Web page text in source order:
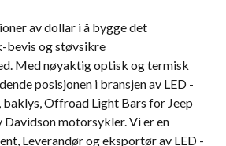
av dollar i å bygge det
bevis og støvsikre
Med nøyaktig optisk og termisk
posisjonen i bransjen av LED -
Offroad Light Bars for Jeep
motorsykler. Vi er en
Leverandør og eksportør av LED -